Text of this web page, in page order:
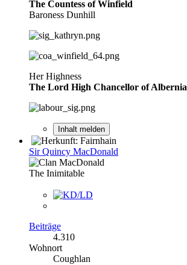
The Countess of Winfield
Baroness Dunhill
Her Highness
The Lord High Chancellor of Albernia
Inhalt melden
Sir Quincy MacDonald
The Inimitable
Beiträge
4.310
Wohnort
Coughlan